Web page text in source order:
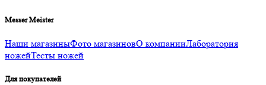
Messer Meister
Наши магазиныФото магазиновО компанииЛаборатория
ножейТесты ножей
Для покупателей